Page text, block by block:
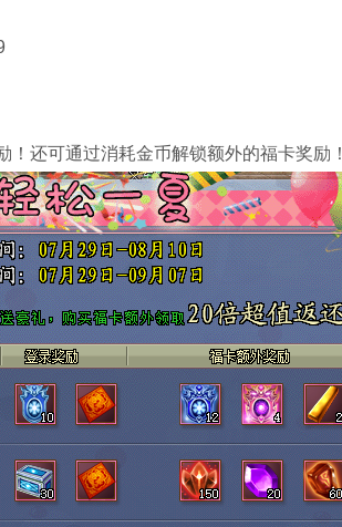
还可通过消耗金币解锁额外的福卡奖励！